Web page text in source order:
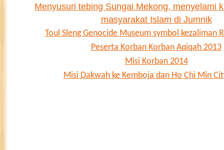
Menyusuri tebing Sungai Mekong, menyelami
masyarakat Islam di Jumnik
Toul Sleng Genocide Museum symbol kezaliman
Peserta Korban Korban Aqiqah 2013
Misi Korban 2014
Misi Dakwah ke Kemboja dan Ho Chi Min